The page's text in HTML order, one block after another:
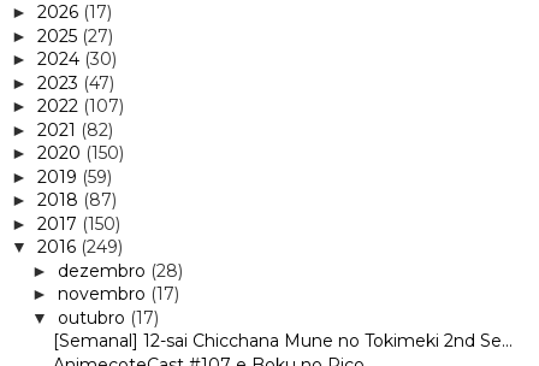
► 2026 (17)
► 2025 (27)
► 2024 (30)
► 2023 (47)
► 2022 (107)
► 2021 (82)
► 2020 (150)
► 2019 (59)
► 2018 (87)
► 2017 (150)
▼ 2016 (249)
► dezembro (28)
► novembro (17)
▼ outubro (17)
[Semanal] 12-sai Chicchana Mune no Tokimeki 2nd Se...